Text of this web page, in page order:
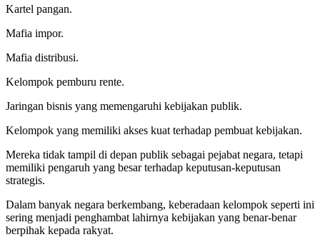
Kartel pangan.
Mafia impor.
Mafia distribusi.
Kelompok pemburu rente.
Jaringan bisnis yang memengaruhi kebijakan publik.
Kelompok yang memiliki akses kuat terhadap pembuat kebijakan.
Mereka tidak tampil di depan publik sebagai pejabat negara, tetapi
memiliki pengaruh yang besar terhadap keputusan-keputusan
strategis.
Dalam banyak negara berkembang, keberadaan kelompok seperti ini
sering menjadi penghambat lahirnya kebijakan yang benar-benar
berpihak kepada rakyat.